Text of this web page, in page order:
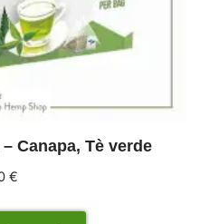
Canapa, Tè verde
€